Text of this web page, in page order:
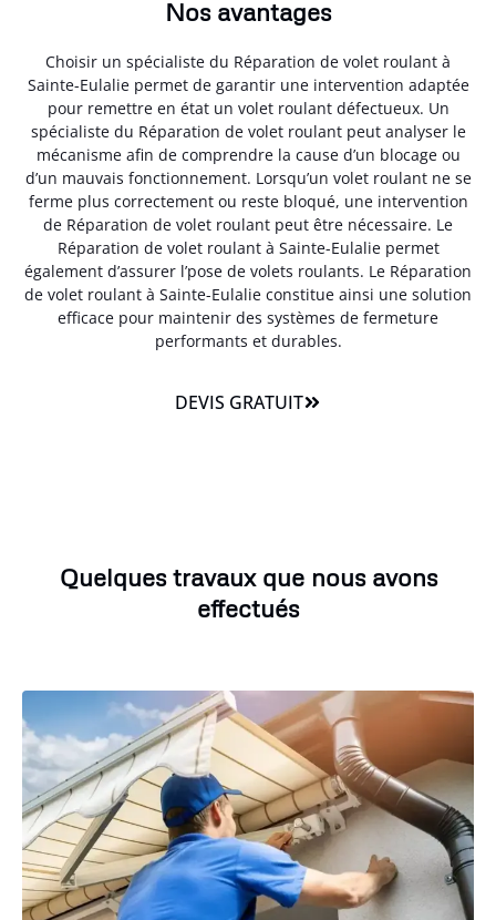
Nos avantages
Choisir un spécialiste du Réparation de volet roulant à
Sainte-Eulalie permet de garantir une intervention adaptée
pour remettre en état un volet roulant défectueux. Un
spécialiste du Réparation de volet roulant peut analyser le
mécanisme afin de comprendre la cause d’un blocage ou
d’un mauvais fonctionnement. Lorsqu’un volet roulant ne se
ferme plus correctement ou reste bloqué, une intervention
de Réparation de volet roulant peut être nécessaire. Le
Réparation de volet roulant à Sainte-Eulalie permet
également d’assurer l’pose de volets roulants. Le Réparation
de volet roulant à Sainte-Eulalie constitue ainsi une solution
efficace pour maintenir des systèmes de fermeture
performants et durables.
DEVIS GRATUIT
Quelques travaux que nous avons
effectués